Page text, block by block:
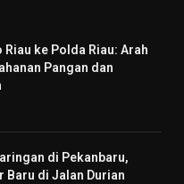
ke Polda Riau: Arah
Pangan dan
di Pekanbaru,
Baru di Jalan Durian